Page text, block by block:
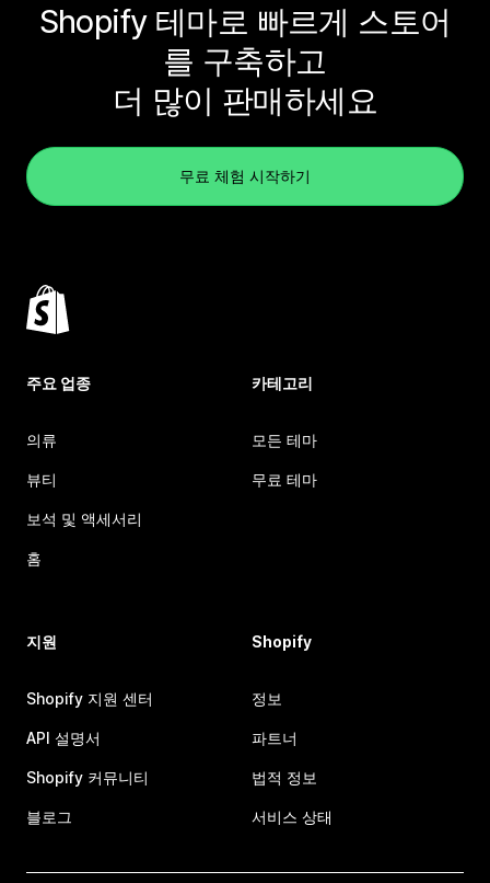
Shopify 테마로 빠르게 스토어
를 구축하고
더 많이 판매하세요
무료 체험 시작하기
주요 업종
의류
뷰티
보석 및 액세서리
홈
카테고리
모든 테마
무료 테마
지원
Shopify 지원 센터
API 설명서
Shopify 커뮤니티
블로그
Shopify
정보
파트너
법적 정보
서비스 상태